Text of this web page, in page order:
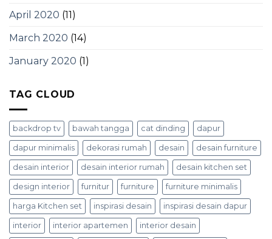
April 2020 (11)
March 2020 (14)
January 2020 (1)
TAG CLOUD
backdrop tv bawah tangga cat dinding dapur
dapur minimalis dekorasi rumah desain desain furniture
desain interior desain interior rumah desain kitchen set
design interior furnitur furniture furniture minimalis
harga Kitchen set inspirasi desain inspirasi desain dapur
interior interior apartemen interior desain